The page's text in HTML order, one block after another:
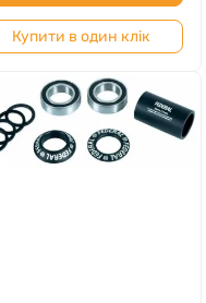
Купити в один клік